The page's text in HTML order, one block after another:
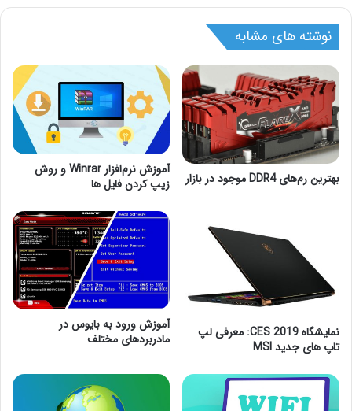
نوشته های مشابه
بهترین رم‌های DDR4 موجود در بازار
آموزش نرم‌افزار Winrar و روش
زیپ کردن فایل ها
نمایشگاه CES 2019: معرفی لپ
تاپ های جدید MSI
آموزش ورود به بایوس در
مادربردهای مختلف